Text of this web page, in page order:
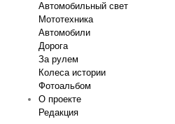
Автомобильный свет
Мототехника
Автомобили
Дорога
За рулем
Колеса истории
Фотоальбом
О проекте
Редакция